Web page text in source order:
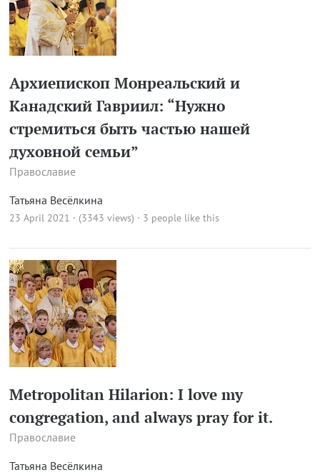
Архиепископ Монреальский и
Канадский Гавриил: “Нужно
стремиться быть частью нашей
духовной семьи”
Православие
Татьяна Весёлкина
23 April 2021 · (3343 views) · 3 people like this
Metropolitan Hilarion: I love my
congregation, and always pray for it.
Православие
Татьяна Весёлкина